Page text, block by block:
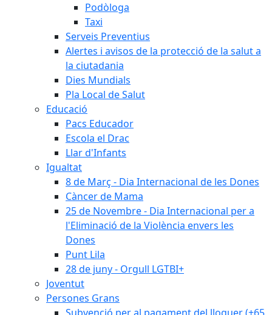
Podòloga
Taxi
Serveis Preventius
Alertes i avisos de la protecció de la salut a
la ciutadania
Dies Mundials
Pla Local de Salut
Educació
Pacs Educador
Escola el Drac
Llar d'Infants
Igualtat
8 de Març - Dia Internacional de les Dones
Càncer de Mama
25 de Novembre - Dia Internacional per a
l'Eliminació de la Violència envers les
Dones
Punt Lila
28 de juny - Orgull LGTBI+
Joventut
Persones Grans